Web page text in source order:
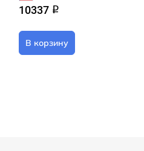
10337 q
В корзину